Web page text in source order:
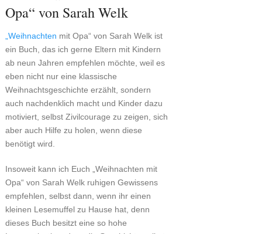
Opa“ von Sarah Welk
„Weihnachten mit Opa“ von Sarah Welk ist
ein Buch, das ich gerne Eltern mit Kindern
ab neun Jahren empfehlen möchte, weil es
eben nicht nur eine klassische
Weihnachtsgeschichte erzählt, sondern
auch nachdenklich macht und Kinder dazu
motiviert, selbst Zivilcourage zu zeigen, sich
aber auch Hilfe zu holen, wenn diese
benötigt wird.
Insoweit kann ich Euch „Weihnachten mit
Opa“ von Sarah Welk ruhigen Gewissens
empfehlen, selbst dann, wenn ihr einen
kleinen Lesemuffel zu Hause hat, denn
dieses Buch besitzt eine so hohe